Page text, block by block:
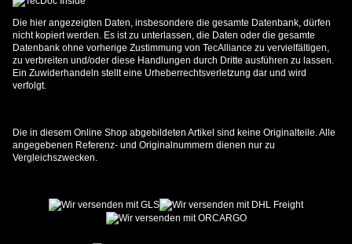
Die hier angezeigten Daten, insbesondere die gesamte Datenbank, dürfen
nicht kopiert werden. Es ist zu unterlassen, die Daten oder die gesamte
Datenbank ohne vorherige Zustimmung von TecAlliance zu vervielfältigen,
zu verbreiten und/oder diese Handlungen durch Dritte ausführen zu lassen.
Ein Zuwiderhandeln stellt eine Urheberrechtsverletzung dar und wird
verfolgt.
Die in diesem Online Shop abgebildeten Artikel sind keine Originalteile. Alle
angegebenen Referenz- und Originalnummern dienen nur zu
Vergleichszwecken.